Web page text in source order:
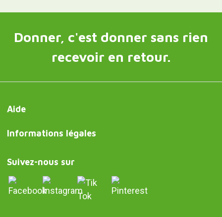
Donner, c'est donner sans rien
recevoir en retour.
Aide
Informations légales
Suivez-nous sur